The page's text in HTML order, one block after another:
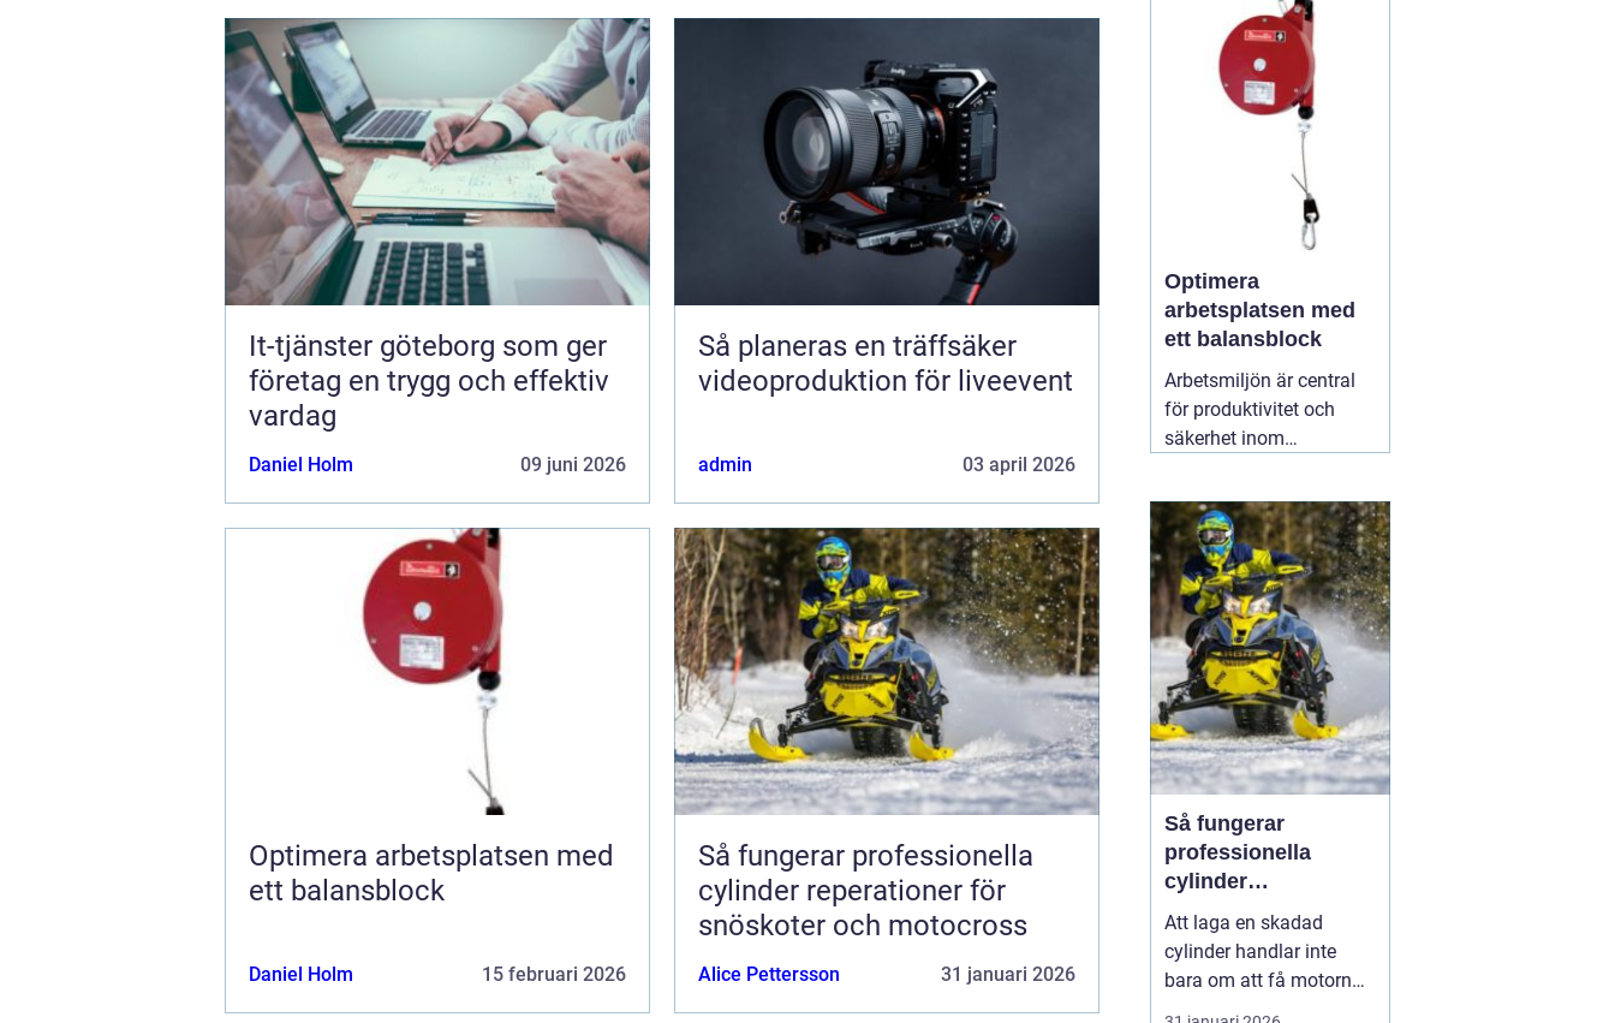
It-tjänster göteborg som ger
företag en trygg och effektiv
vardag
Daniel Holm 09 juni 2026
Så planeras en träffsäker
videoproduktion för liveevent
admin 03 april 2026
Optimera arbetsplatsen med
ett balansblock
Daniel Holm 15 februari 2026
Så fungerar professionella
cylinder reperationer för
snöskoter och motocross
Alice Pettersson 31 januari 2026
och på distans. När
planeri...
Optimera
arbetsplatsen med
ett balansblock
Arbetsmiljön är central
för produktivitet och
säkerhet inom
över. För att skapa en
optimal arbetsmiljö är
ergonomi och
hjälpmedel15 februari
2026
Så fungerar
professionella
cylinder
reperationer för
snöskoter och
motocross
Att laga en skadad
cylinder handlar inte
bara om att få motorn
att gå igen. En väl utförd